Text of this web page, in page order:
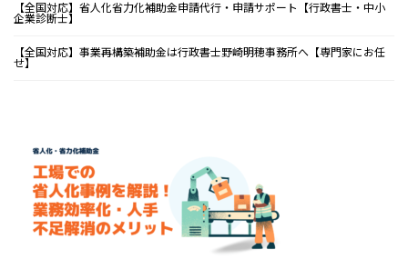
【全国対応】省人化省力化補助金申請代行・申請サポート【行政書士・中小
企業診断士】
【全国対応】事業再構築補助金は行政書士野崎明穂事務所へ【専門家にお任
せ】